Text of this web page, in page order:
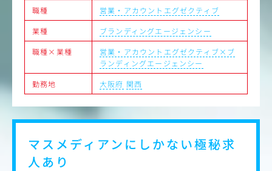
またその多くはレギュラー化している案件です。
＜特徴・魅力＞
マス・SP・デジタル、オンオフ統合型の提案を行っていた
だきます。担当企業のブランド価値向上のため、最適なサ
ービスの選定・アレンジ・提案をお任せします。
基本的に案件は数名のチームで担当するため、経験の浅い
方でも安心して業務に携わっていただけます。
職種
営業・アカウントエグゼクティブ
業種
ブランディングエージェンシー
職種×業種
営業・アカウントエグゼクティブ×ブ
ランディングエージェンシー
勤務地
大阪府 関西
マスメディアンにしかない極秘求
人あり